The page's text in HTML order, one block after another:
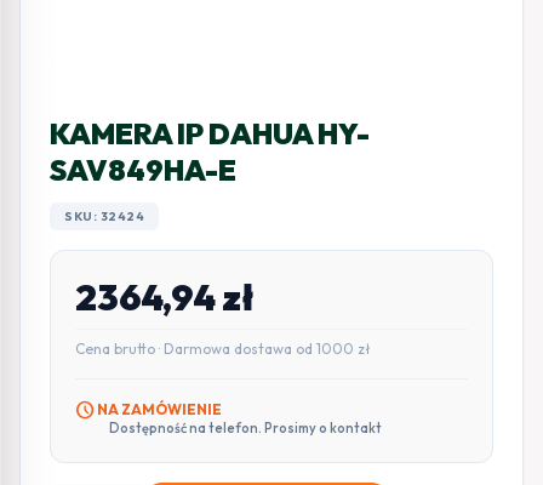
KAMERA IP DAHUA HY-
SAV849HA-E
SKU: 32424
2364,94zł
Cena brutto · Darmowa dostawa od 1000 zł
schedule NA ZAMÓWIENIE
Dostępność na telefon. Prosimy o kontakt